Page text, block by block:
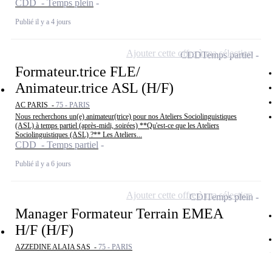
CDD - Temps plein
Publié il y a 4 jours
Formateur.trice FLE/
Animateur.trice ASL (H/F)
AC PARIS - 75 - PARIS
Nous recherchons un(e) animateur(trice) pour nos Ateliers Sociolinguistiques
(ASL) à temps partiel (après-midi, soirées) **Qu'est-ce que les Ateliers
Sociolinguistiques (ASL) ?** Les Ateliers...
CDD - Temps partiel
Publié il y a 6 jours
CDDTemps partiel
Ajouter cette offre à ma sélection
Manager Formateur Terrain EMEA
H/F (H/F)
AZZEDINE ALAIA SAS - 75 - PARIS
CDITemps plein
Ajouter cette offre à ma sélection